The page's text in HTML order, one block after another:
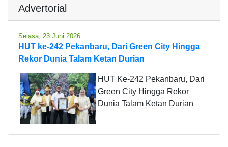
Advertorial
Selasa, 23 Juni 2026
HUT ke-242 Pekanbaru, Dari Green City Hingga
Rekor Dunia Talam Ketan Durian
HUT Ke-242 Pekanbaru, Dari
Green City Hingga Rekor
Dunia Talam Ketan Durian